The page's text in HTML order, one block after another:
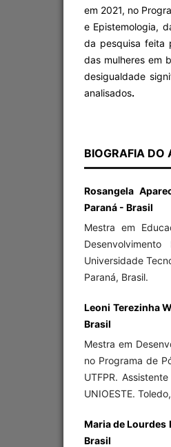
em 2021, no
e Epistemologia,
da pesquisa feita
das mulheres em
desigualdade
analisados.
BIOGRAFIA DO
Rosangela
Paraná - Brasil
Mestra em
Universidade
Paraná, Brasil.
Leoni Terezinha
Brasil
Mestra em
no Programa de
UTFPR.
UNIOESTE.
Maria de Lourdes
Brasil